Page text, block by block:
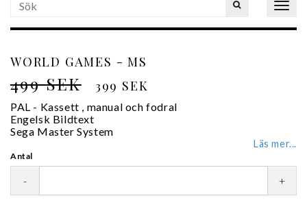
WORLD GAMES - MS
499 SEK 399 SEK
PAL - Kassett , manual och fodral
Engelsk Bildtext
Sega Master System
Läs mer...
Antal
- +